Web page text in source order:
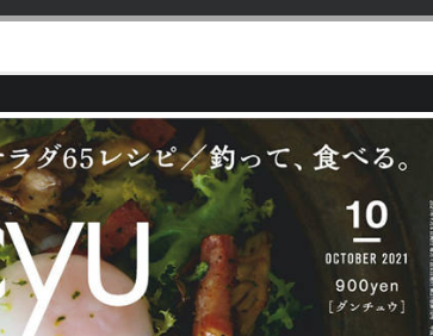
西已经不仅是填饱肚子，更是享受人生的一种方式。很多
酒、寿司、义大利面、甜点还是居酒屋，每期都会为大家送